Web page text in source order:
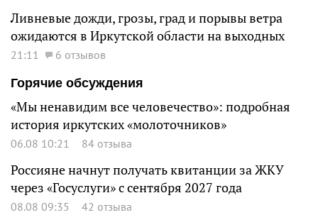
Ливневые дожди, грозы, град и порывы ветра
ожидаются в Иркутской области на выходных
21:11
6 отзывов
Горячие обсуждения
«Мы ненавидим все человечество»: подробная
история иркутских «молоточников»
06.08 10:21 84 отзыва
Россияне начнут получать квитанции за ЖКУ
через «Госуслуги» с сентября 2027 года
08.08 09:35 42 отзыва